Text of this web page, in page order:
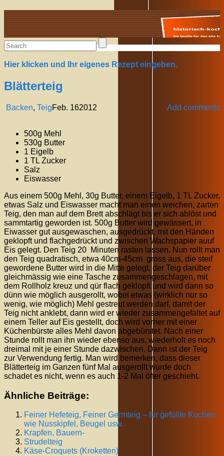
Alte Rezepte online
Hier klicken und Ihr eigenes Rezept eingeben.
Blätterteig
Backen, Teig Add comments
Feb. 162012
500g Mehl
530g Butter
1 Eigelb
1 TL Zucker
Salz
Eiswasser
Aus einem 500g Mehl, 30g Butter, einem Eigelb, 1 TL Zucker,
etwas Salz und Eiswasser macht man einen weichen, zarten
Teig, den man auf dem Brett abschlägt bis er sich ablöst und
sammtartig geworden ist. 500g Butter wird gewässert, in
Eiwasser gut ausgewaschen, ausgedrückt, mit den Händen
geklopft und flachgedrückt und zwischen Wachspapier auuf
Eis gelegt. Den Teig 20 Minuten rasten lassen. Nun rollt man
den Teig quadratisch, etwa 40cm-45cm gross aus, die steif
gewordene Butter wird in die Mitte gelegt, der Teig darüber
gleichmässig wie eine Tasche zusammengeschlagen, mit
dem Rollholz kreuz und qür flach geklopft und wird dann so
dünn wie möglich ausgerollt, wobei etwas (wirklich nur so
wenig, wie möglich) Mehl gestreut werden darf, damit der
Teig nicht anklebt, dann wird er wieder zusammengefaltet auf
einem Teller auf Eis gestellt, doch wird vorher mit einer
Küchenbürste alles Mehl davon abgebürstet. Nach einer
Stunde rollt man ihn wieder ebenso aus, wiederholt es noch
dreimal mit je einer Stunde dazwischen. Dann ist der Teig
zur Verwendung fertig. Man wird bemerken, dass dieser
Blätterteig im Ganzen fünf Mal ausgerollt wurde doch
schadet es nicht, wenn es auch 1-2 Mal öfter geschieht.
Ähnliche Beiträge:
Feiner Hefeteig, Feiner Germteig – für gefüllte Kuchen
wie Nusskipfel, Beugel usw.
Krapfen, Bauern-
Strudelteig
Käse-Croquets (Kroketten)